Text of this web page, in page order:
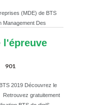
(MDE) de BTS
Management Des
l'épreuve
901
2019 Découvrez le
Retrouvez gratuitement